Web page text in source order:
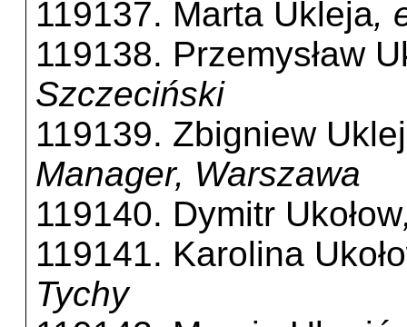
119137. Marta Ukleja,
119138. Przemysław
Szczeciński
119139. Zbigniew
Manager, Warszawa
119140. Dymitr Ukołow
119141. Karolina
Tychy